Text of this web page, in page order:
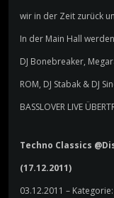
wir in der Zeit zurück
In der Main Hall
DJ Bonebreaker,
ROM, DJ Stabak & DJ
BASSLOVER LIVE
Techno Classics
(17.12.2011)
03.12.2011 –